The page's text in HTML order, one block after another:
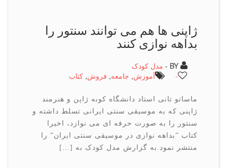
ژاپنی ها هم می توانند سنتور را
بداهه نوازی کنند
مدل کودک
آموزش,جامعه ,فروش, كتاب
ماساتو تانی استاد دانشگاه کوبه ژاپن و هنرمند
ژاپنی که به موسیقی سنتی ایرانی تسلط داشته و
سنتور را به صورت حرفه ای می نوازد، اخیرا
کتاب ˮبداهه نوازی در موسیقی سنتی ایرانˮ را
منتشر نمود.به گزارش مدل کودک به […]